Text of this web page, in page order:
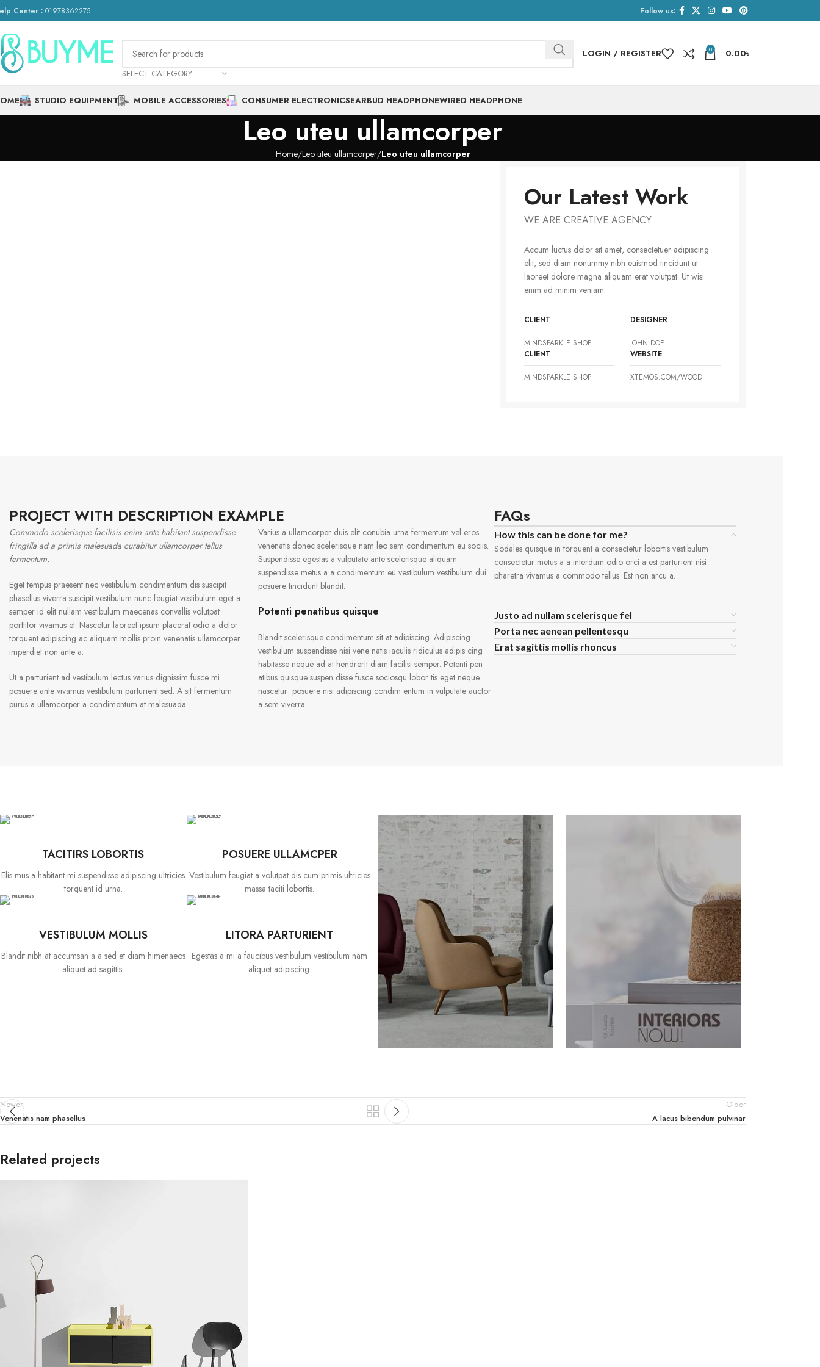
Center : 01978362275 Follow us:
SELECT CATEGORY
LOGIN / REGISTER 0 0.00৳
STUDIO EQUIPMENT MOBILE ACCESSORIES CONSUMER ELECTRONICSEARBUD HEADPHONEWIRED HEADPHONE
Leo uteu ullamcorper
Home Leo uteu ullamcorper Leo uteu ullamcorper
Our Latest Work
WE ARE CREATIVE AGENCY
Accum luctus dolor sit amet, consectetuer adipiscing
elit, sed diam nonummy nibh euismod tincidunt ut
laoreet dolore magna aliquam erat volutpat. Ut wisi
enim ad minim veniam.
CLIENT
MINDSPARKLE SHOP
DESIGNER
JOHN DOE
CLIENT
MINDSPARKLE SHOP
WEBSITE
XTEMOS.COM/WOOD
PROJECT WITH DESCRIPTION EXAMPLE
Commodo scelerisque facilisis enim ante habitant suspendisse
fringilla ad a primis malesuada curabitur ullamcorper tellus
fermentum.
Eget tempus praesent nec vestibulum condimentum dis suscipit
phasellus viverra suscipit vestibulum nunc feugiat vestibulum eget a
semper id elit nullam vestibulum maecenas convallis volutpat
porttitor vivamus et. Nascetur laoreet ipsum placerat odio a dolor
torquent adipiscing ac aliquam mollis proin venenatis ullamcorper
imperdiet non ante a.
Ut a parturient ad vestibulum lectus varius dignissim fusce mi
posuere ante vivamus vestibulum parturient sed. A sit fermentum
purus a ullamcorper a condimentum at malesuada.
Varius a ullamcorper duis elit conubia urna fermentum vel eros
venenatis donec scelerisque nam leo sem condimentum eu sociis.
Suspendisse egestas a vulputate ante scelerisque aliquam
suspendisse metus a a condimentum eu vestibulum vestibulum dui
posuere tincidunt blandit.
Potenti penatibus quisque
Blandit scelerisque condimentum sit at adipiscing. Adipiscing
vestibulum suspendisse nisi vene natis iaculis ridiculus adipis cing
habitasse neque ad at hendrerit diam facilisi semper. Potenti pen
atibus quisque suspen disse fusce sociosqu lobor tis eget neque
nascetur posuere nisi adipiscing condim entum in vulputate auctor
a sem viverra.
FAQs
How this can be done for me?
Sodales quisque in torquent a consectetur lobortis vestibulum
consectetur metus a a interdum odio orci a est parturient nisi
pharetra vivamus a commodo tellus. Est non arcu a.
Justo ad nullam scelerisque fel
Porta nec aenean pellentesqu
Erat sagittis mollis rhoncus
TACITIRS LOBORTIS
Elis mus a habitant mi suspendisse adipiscing ultricies
torquent id urna.
VESTIBULUM MOLLIS
Blandit nibh at accumsan a a sed et diam himenaeos
aliquet ad sagittis.
POSUERE ULLAMCPER
Vestibulum feugiat a volutpat dis cum primis ultricies
massa taciti lobortis.
LITORA PARTURIENT
Egestas a mi a faucibus vestibulum vestibulum nam
aliquet adipiscing.
Newer
Venenatis nam phasellus
Older
A lacus bibendum pulvinar
Related projects